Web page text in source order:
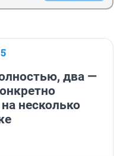
два —
несколько